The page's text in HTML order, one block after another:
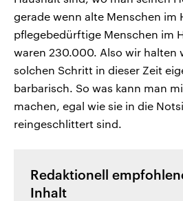
gerade wenn alte Menschen im
pflegebedürftige Menschen im
waren 230.000. Also wir halten
solchen Schritt in dieser Zeit
barbarisch. So was kann man
machen, egal wie sie in die
reingeschlittert sind.
Redaktionell
Inhalt